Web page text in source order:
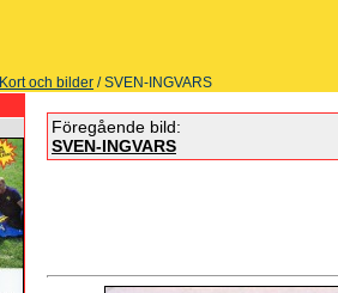
Kort och bilder / SVEN-INGVARS
Föregående bild:
SVEN-INGVARS